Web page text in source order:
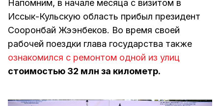
Напомним, в начале месяца с визитом в
Иссык-Кульскую область прибыл президент
Сооронбай Жээнбеков. Во время своей
рабочей поездки глава государства также
ознакомился с ремонтом одной из улиц
стоимостью 32 млн за километр.